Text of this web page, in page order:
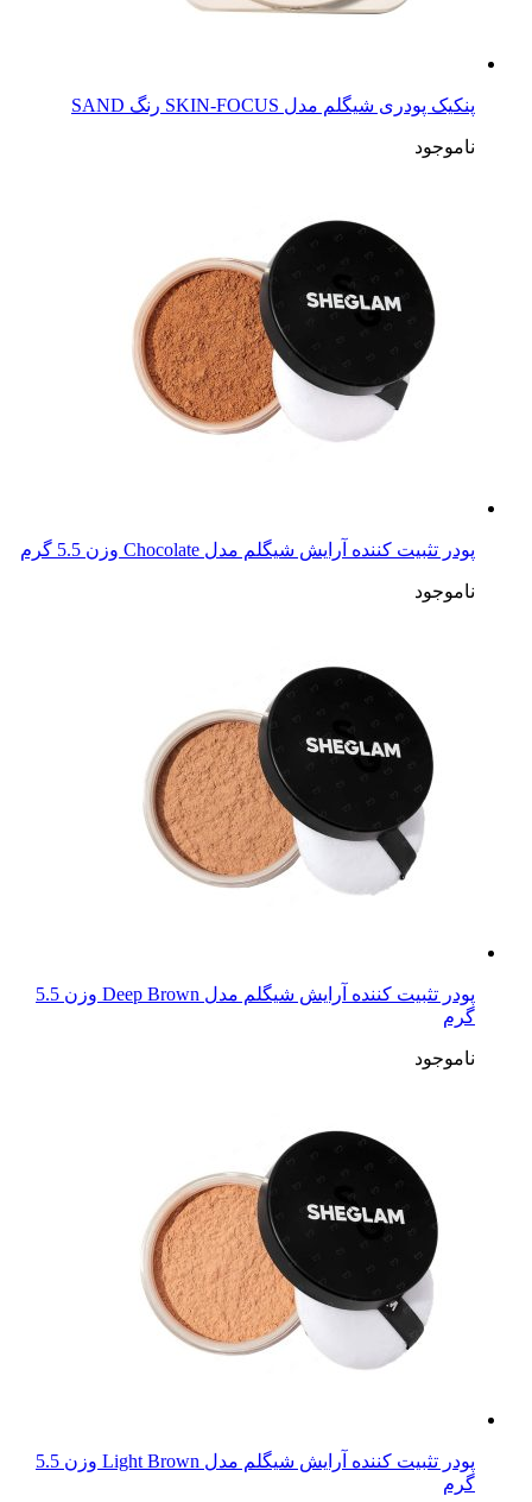
پنکیک پودری شیگلم مدل SKIN-FOCUS رنگ SAND
ناموجود
پودر تثبیت کننده آرایش شیگلم مدل Chocolate وزن 5.5 گرم
ناموجود
پودر تثبیت کننده آرایش شیگلم مدل Deep Brown وزن 5.5
گرم
ناموجود
پودر تثبیت کننده آرایش شیگلم مدل Light Brown وزن 5.5
گرم